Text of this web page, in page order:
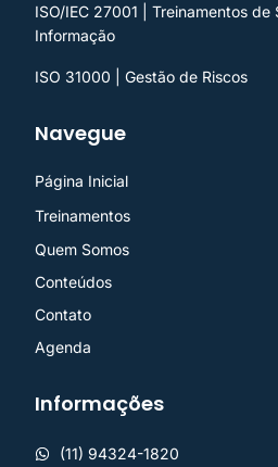
ISO/IEC 27001 | Treinamentos de
Informação
ISO 31000 | Gestão de Riscos
Navegue
Página Inicial
Treinamentos
Quem Somos
Conteúdos
Contato
Agenda
Informações
(11) 94324-1820